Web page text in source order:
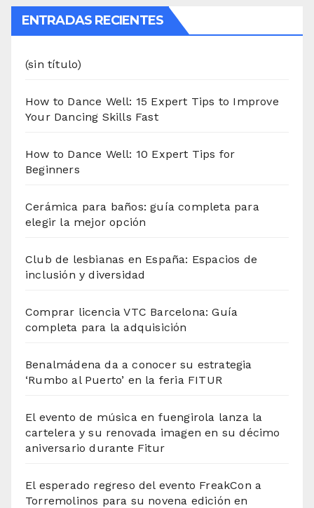
ENTRADAS RECIENTES
(sin título)
How to Dance Well: 15 Expert Tips to Improve
Your Dancing Skills Fast
How to Dance Well: 10 Expert Tips for
Beginners
Cerámica para baños: guía completa para
elegir la mejor opción
Club de lesbianas en España: Espacios de
inclusión y diversidad
Comprar licencia VTC Barcelona: Guía
completa para la adquisición
Benalmádena da a conocer su estrategia
‘Rumbo al Puerto’ en la feria FITUR
El evento de música en fuengirola lanza la
cartelera y su renovada imagen en su décimo
aniversario durante Fitur
El esperado regreso del evento FreakCon a
Torremolinos para su novena edición en